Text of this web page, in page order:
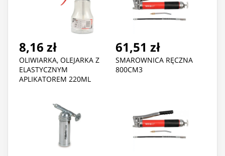
8,16 zł
OLIWIARKA, OLEJARKA Z
ELASTYCZNYM
APLIKATOREM 220ML
61,51 zł
SMAROWNICA RĘCZNA
800CM3